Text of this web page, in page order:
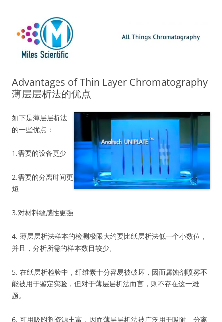
Advantages of Thin Layer Chromatography
薄层层析法的优点
如下是薄层层析法
的一些优点：
1.需要的设备更少
2.需要的分离时间更
短
3.对材料敏感性更强
4. 薄层层析法样本的检测极限大约要比纸层析法低一个小数位，
并且，分析所需的样本数目较少。
5. 在纸层析检验中，纤维素十分容易被破坏，因而腐蚀剂喷雾不
能被用于鉴定实验，但对于薄层层析法而言，则不存在这一难
题。
6. 可用吸附剂资源丰富，因而薄层层析法被广泛用于吸附、分离